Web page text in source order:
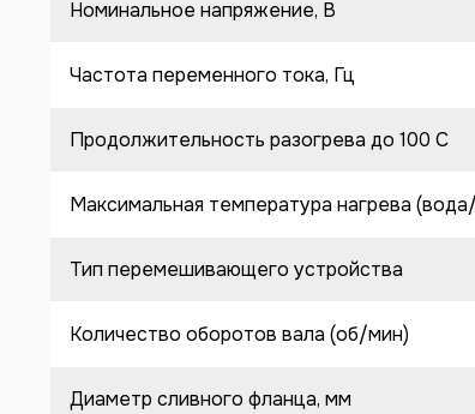
Номинальное напряжение, В
Частота переменного тока, Гц
Продолжительность разогрева до 100 C
Максимальная температура нагрева
Тип перемешивающего устройства
Количество оборотов вала (об/мин)
Диаметр сливного фланца, мм